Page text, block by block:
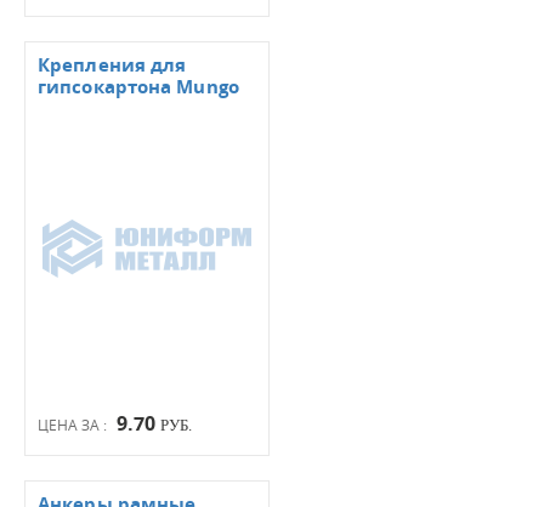
ЦЕНА ЗА : 9.70 РУБ.
Крепления для
гипсокартона Mungo